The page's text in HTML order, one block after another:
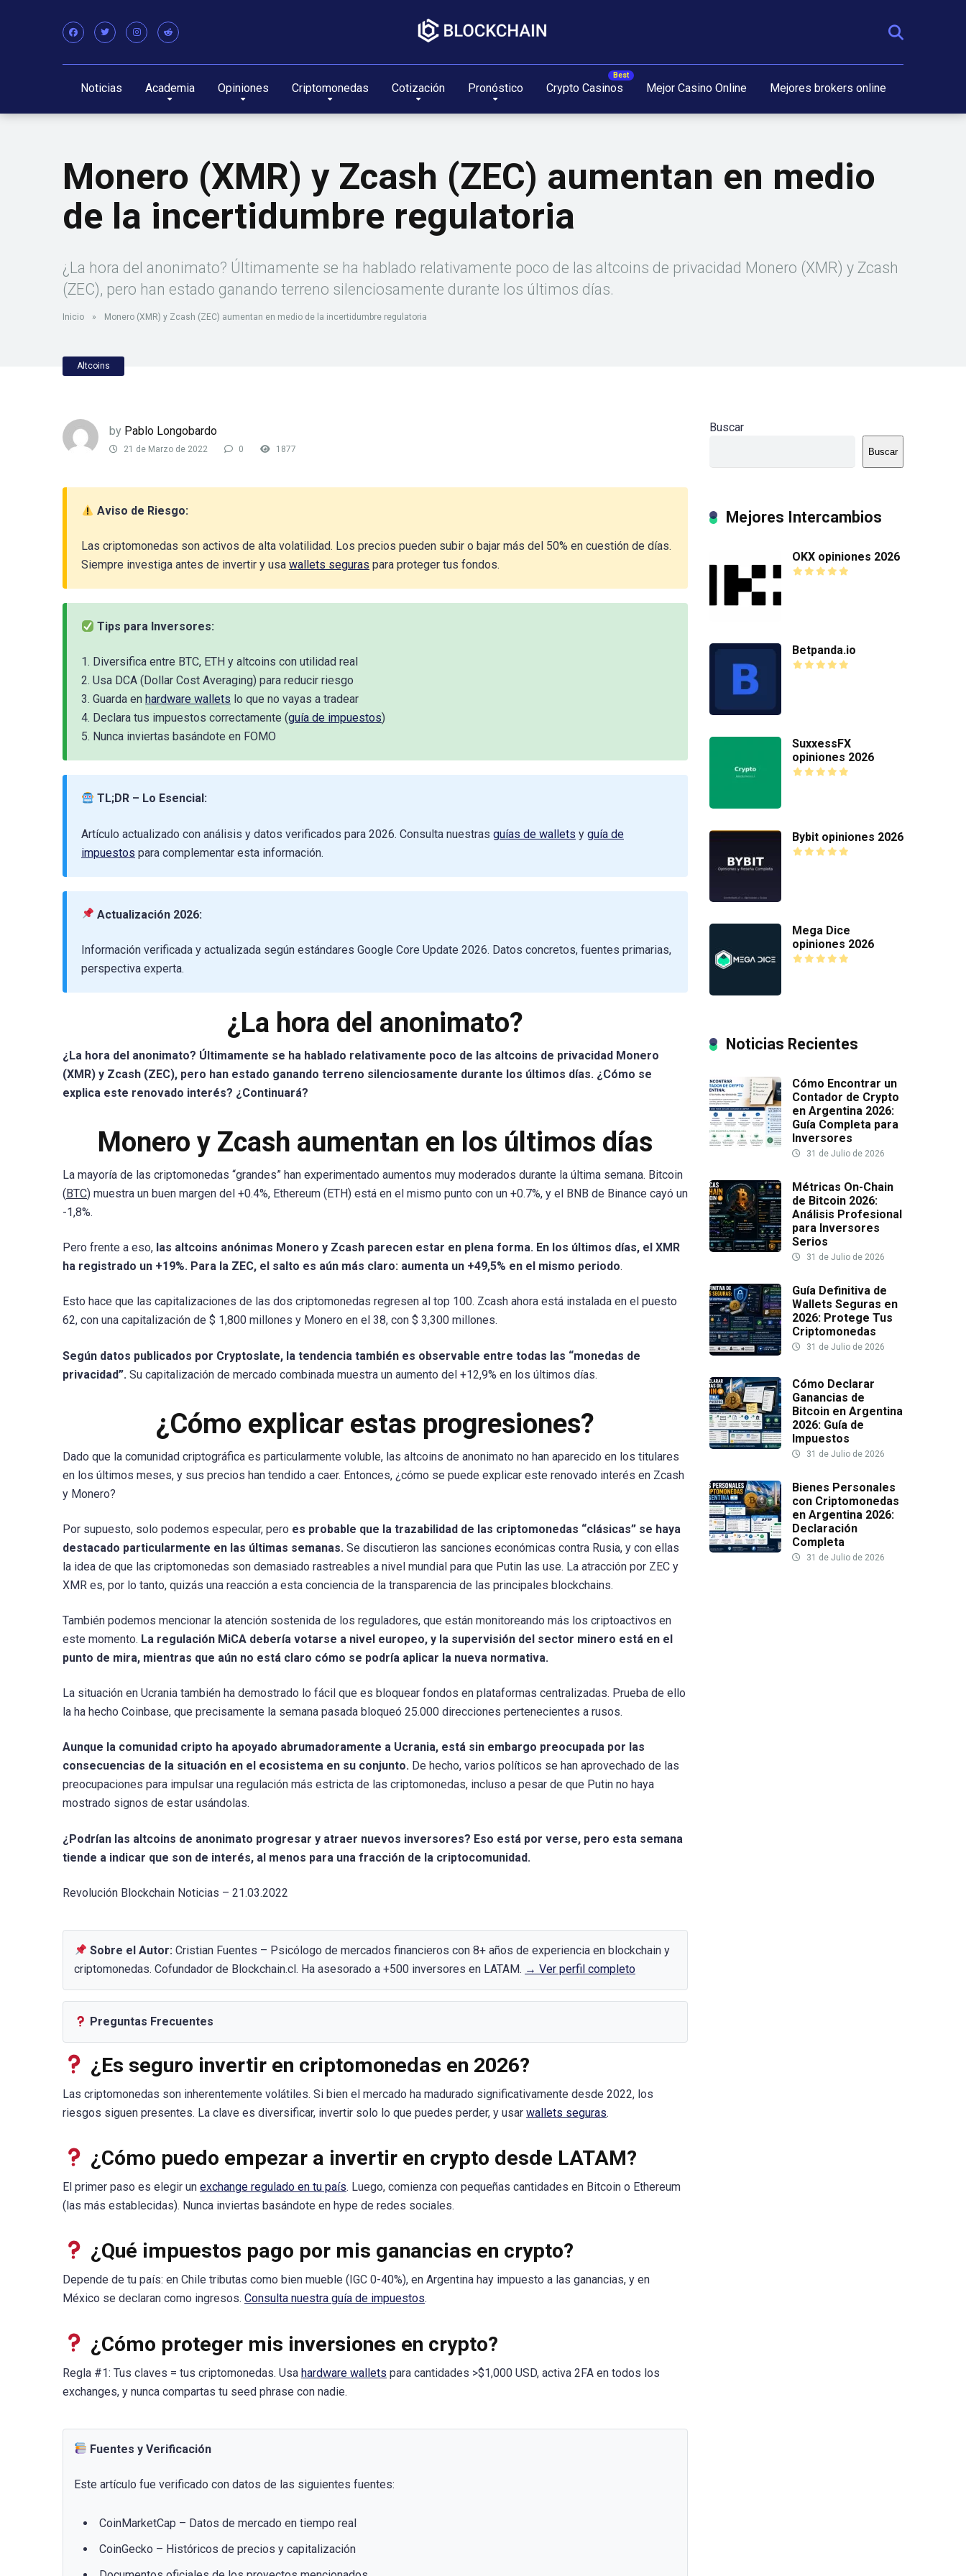
Noticias Academia Opiniones Criptomonedas Cotización Pronóstico Crypto Casinos Mejor Casino Online Mejores brokers online
Monero (XMR) y Zcash (ZEC) aumentan en medio
de la incertidumbre regulatoria
¿La hora del anonimato? Últimamente se ha hablado relativamente poco de las altcoins de privacidad Monero (XMR) y Zcash
(ZEC), pero han estado ganando terreno silenciosamente durante los últimos días.
Inicio » Monero (XMR) y Zcash (ZEC) aumentan en medio de la incertidumbre regulatoria
Altcoins
by Pablo Longobardo
21 de Marzo de 2022 0 1877
Aviso de Riesgo:
Las criptomonedas son activos de alta volatilidad. Los precios pueden subir o bajar más del 50% en cuestión de días.
Siempre investiga antes de invertir y usa wallets seguras para proteger tus fondos.
Tips para Inversores:
1. Diversifica entre BTC, ETH y altcoins con utilidad real
2. Usa DCA (Dollar Cost Averaging) para reducir riesgo
3. Guarda en hardware wallets lo que no vayas a tradear
4. Declara tus impuestos correctamente (guía de impuestos)
5. Nunca inviertas basándote en FOMO
TL;DR – Lo Esencial:
Artículo actualizado con análisis y datos verificados para 2026. Consulta nuestras guías de wallets y guía de
impuestos para complementar esta información.
Actualización 2026:
Información verificada y actualizada según estándares Google Core Update 2026. Datos concretos, fuentes primarias,
perspectiva experta.
¿La hora del anonimato?
¿La hora del anonimato? Últimamente se ha hablado relativamente poco de las altcoins de privacidad Monero
(XMR) y Zcash (ZEC), pero han estado ganando terreno silenciosamente durante los últimos días. ¿Cómo se
explica este renovado interés? ¿Continuará?
Monero y Zcash aumentan en los últimos días
La mayoría de las criptomonedas “grandes” han experimentado aumentos muy moderados durante la última semana. Bitcoin
(BTC) muestra un buen margen del +0.4%, Ethereum (ETH) está en el mismo punto con un +0.7%, y el BNB de Binance cayó un
-1,8%.
Pero frente a eso, las altcoins anónimas Monero y Zcash parecen estar en plena forma. En los últimos días, el XMR
ha registrado un +19%. Para la ZEC, el salto es aún más claro: aumenta un +49,5% en el mismo periodo.
Esto hace que las capitalizaciones de las dos criptomonedas regresen al top 100. Zcash ahora está instalada en el puesto
62, con una capitalización de $ 1,800 millones y Monero en el 38, con $ 3,300 millones.
Según datos publicados por Cryptoslate, la tendencia también es observable entre todas las “monedas de
privacidad”. Su capitalización de mercado combinada muestra un aumento del +12,9% en los últimos días.
¿Cómo explicar estas progresiones?
Dado que la comunidad criptográfica es particularmente voluble, las altcoins de anonimato no han aparecido en los titulares
en los últimos meses, y sus precios han tendido a caer. Entonces, ¿cómo se puede explicar este renovado interés en Zcash
y Monero?
Por supuesto, solo podemos especular, pero es probable que la trazabilidad de las criptomonedas “clásicas” se haya
destacado particularmente en las últimas semanas. Se discutieron las sanciones económicas contra Rusia, y con ellas
la idea de que las criptomonedas son demasiado rastreables a nivel mundial para que Putin las use. La atracción por ZEC y
XMR es, por lo tanto, quizás una reacción a esta conciencia de la transparencia de las principales blockchains.
También podemos mencionar la atención sostenida de los reguladores, que están monitoreando más los criptoactivos en
este momento. La regulación MiCA debería votarse a nivel europeo, y la supervisión del sector minero está en el
punto de mira, mientras que aún no está claro cómo se podría aplicar la nueva normativa.
La situación en Ucrania también ha demostrado lo fácil que es bloquear fondos en plataformas centralizadas. Prueba de ello
la ha hecho Coinbase, que precisamente la semana pasada bloqueó 25.000 direcciones pertenecientes a rusos.
Aunque la comunidad cripto ha apoyado abrumadoramente a Ucrania, está sin embargo preocupada por las
consecuencias de la situación en el ecosistema en su conjunto. De hecho, varios políticos se han aprovechado de las
preocupaciones para impulsar una regulación más estricta de las criptomonedas, incluso a pesar de que Putin no haya
mostrado signos de estar usándolas.
¿Podrían las altcoins de anonimato progresar y atraer nuevos inversores? Eso está por verse, pero esta semana
tiende a indicar que son de interés, al menos para una fracción de la criptocomunidad.
Revolución Blockchain Noticias – 21.03.2022
Sobre el Autor: Cristian Fuentes – Psicólogo de mercados financieros con 8+ años de experiencia en blockchain y
criptomonedas. Cofundador de Blockchain.cl. Ha asesorado a +500 inversores en LATAM. → Ver perfil completo
Preguntas Frecuentes
¿Es seguro invertir en criptomonedas en 2026?
Las criptomonedas son inherentemente volátiles. Si bien el mercado ha madurado significativamente desde 2022, los
riesgos siguen presentes. La clave es diversificar, invertir solo lo que puedes perder, y usar wallets seguras.
¿Cómo puedo empezar a invertir en crypto desde LATAM?
El primer paso es elegir un exchange regulado en tu país. Luego, comienza con pequeñas cantidades en Bitcoin o Ethereum
(las más establecidas). Nunca inviertas basándote en hype de redes sociales.
¿Qué impuestos pago por mis ganancias en crypto?
Depende de tu país: en Chile tributas como bien mueble (IGC 0-40%), en Argentina hay impuesto a las ganancias, y en
México se declaran como ingresos. Consulta nuestra guía de impuestos.
¿Cómo proteger mis inversiones en crypto?
Regla #1: Tus claves = tus criptomonedas. Usa hardware wallets para cantidades >$1,000 USD, activa 2FA en todos los
exchanges, y nunca compartas tu seed phrase con nadie.
Fuentes y Verificación
Este artículo fue verificado con datos de las siguientes fuentes:
CoinMarketCap – Datos de mercado en tiempo real
CoinGecko – Históricos de precios y capitalización
Buscar
Buscar
Mejores Intercambios
OKX opiniones 2026
Betpanda.io
SuxxessFX
opiniones 2026
Bybit opiniones 2026
Mega Dice
opiniones 2026
Noticias Recientes
Cómo Encontrar un
Contador de Crypto
en Argentina 2026:
Guía Completa para
Inversores
31 de Julio de 2026
Métricas On-Chain
de Bitcoin 2026:
Análisis Profesional
para Inversores
Serios
31 de Julio de 2026
Guía Definitiva de
Wallets Seguras en
2026: Protege Tus
Criptomonedas
31 de Julio de 2026
Cómo Declarar
Ganancias de
Bitcoin en Argentina
2026: Guía de
Impuestos
31 de Julio de 2026
Bienes Personales
con Criptomonedas
en Argentina 2026:
Declaración
Completa
31 de Julio de 2026